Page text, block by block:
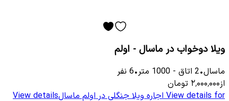
ویلا دوخواب در ماسال - اولم
ماسال•
2 اتاق -
1000 متر•
6 نفر
از۲٬۰۰۰٬۰۰۰ تومان
View details for اجاره ویلا جنگلی در اولم ماسالView details